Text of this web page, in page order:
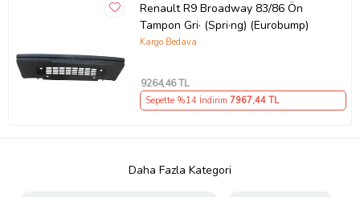
Renault R9 Broadway 83/86 Ön
Tampon Gri· (Spri·ng) (Eurobump)
Kargo Bedava
9264,46 TL
Sepette %14 İndirim 7967,44 TL
Daha Fazla Kategori